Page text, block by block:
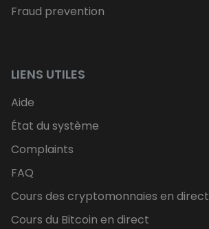
Fraud prevention
LIENS UTILES
Aide
État du système
Complaints
FAQ
Cours des cryptomonnaies en direct
Cours du Bitcoin en direct